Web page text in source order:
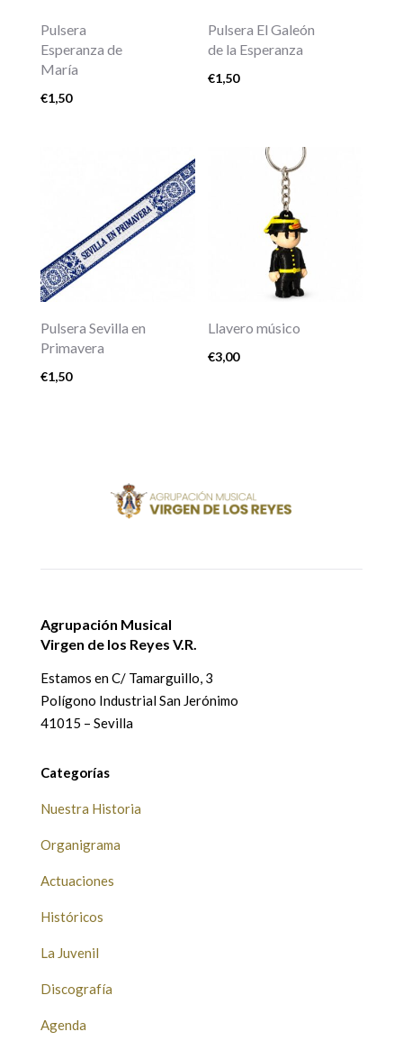
Pulsera
Esperanza de
María
€1,50
Pulsera El Galeón
de la Esperanza
€1,50
Pulsera Sevilla en
Primavera
€1,50
Llavero músico
€3,00
Agrupación Musical
Virgen de los Reyes V.R.
Estamos enC/ Tamarguillo, 3
Polígono Industrial San Jerónimo
41015 – Sevilla
Categorías
Nuestra Historia
Organigrama
Actuaciones
Históricos
La Juvenil
Discografía
Agenda